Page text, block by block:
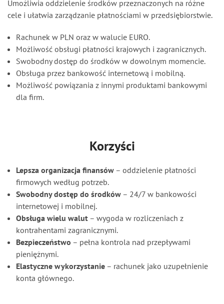
Umożliwia oddzielenie środków przeznaczonych na różne
cele i ułatwia zarządzanie płatnościami w przedsiębiorstwie.
Rachunek w PLN oraz w walucie EURO.
Możliwość obsługi płatności krajowych i zagranicznych.
Swobodny dostęp do środków w dowolnym momencie.
Obsługa przez bankowość internetową i mobilną.
Możliwość powiązania z innymi produktami bankowymi
dla firm.
Korzyści
Lepsza organizacja finansów – oddzielenie płatności
firmowych według potrzeb.
Swobodny dostęp do środków – 24/7 w bankowości
internetowej i mobilnej.
Obsługa wielu walut – wygoda w rozliczeniach z
kontrahentami zagranicznymi.
Bezpieczeństwo – pełna kontrola nad przepływami
pieniężnymi.
Elastyczne wykorzystanie – rachunek jako uzupełnienie
konta głównego.